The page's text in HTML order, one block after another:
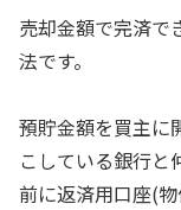
売却金額で完済で
法です。
預貯金額を買主に
こしている銀行と
前に返済用口座(